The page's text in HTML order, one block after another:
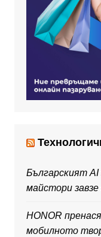
Българският AI
майстори
HONOR
мобилното